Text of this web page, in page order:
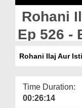
Magazine
Rohani
Ep 526 -
Rohani Ilaj Aur
Time Duration:
00:26:14